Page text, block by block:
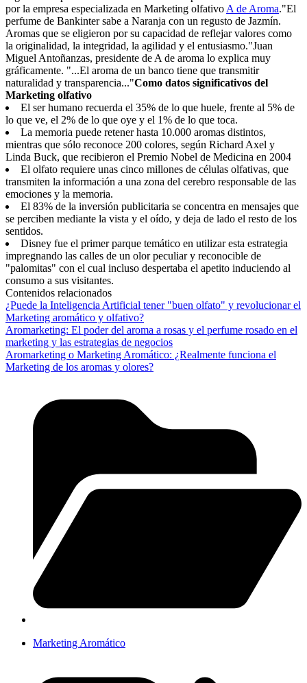
por la empresa especializada en Marketing olfativo A de Aroma."El
perfume de Bankinter sabe a Naranja con un regusto de Jazmín.
Aromas que se eligieron por su capacidad de reflejar valores como
la originalidad, la integridad, la agilidad y el entusiasmo."Juan
Miguel Antoñanzas, presidente de A de aroma lo explica muy
gráficamente. "...El aroma de un banco tiene que transmitir
naturalidad y transparencia..."Como datos significativos del
Marketing olfativo
El ser humano recuerda el 35% de lo que huele, frente al 5% de
lo que ve, el 2% de lo que oye y el 1% de lo que toca.
La memoria puede retener hasta 10.000 aromas distintos,
mientras que sólo reconoce 200 colores, según Richard Axel y
Linda Buck, que recibieron el Premio Nobel de Medicina en 2004
El olfato requiere unas cinco millones de células olfativas, que
transmiten la información a una zona del cerebro responsable de las
emociones y la memoria.
El 83% de la inversión publicitaria se concentra en mensajes que
se perciben mediante la vista y el oído, y deja de lado el resto de los
sentidos.
Disney fue el primer parque temático en utilizar esta estrategia
impregnando las calles de un olor peculiar y reconocible de
"palomitas" con el cual incluso despertaba el apetito induciendo al
consumo a sus visitantes.
Contenidos relacionados
¿Puede la Inteligencia Artificial tener "buen olfato" y revolucionar el
Marketing aromático y olfativo?
Aromarketing: El poder del aroma a rosas y el perfume rosado en el
marketing y las estrategias de negocios
Aromarketing o Marketing Aromático: ¿Realmente funciona el
Marketing de los aromas y olores?
Marketing Aromático